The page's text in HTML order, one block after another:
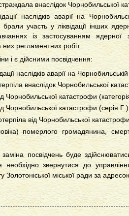
внаслідок Чорнобильської
наслідків аварії на
брали участь у ліквідації інших
із застосуванням
них регламентних робіт.
і є дійсними посвідчення:
наслідків аварії на
внаслідок Чорнобильської
Чорнобильської катастрофи
Чорнобильської катастрофи (серія Г
від Чорнобильської
померлого громадянина,
посвідчень буде
необхідно звернутися до
Золотоніської міської ради за